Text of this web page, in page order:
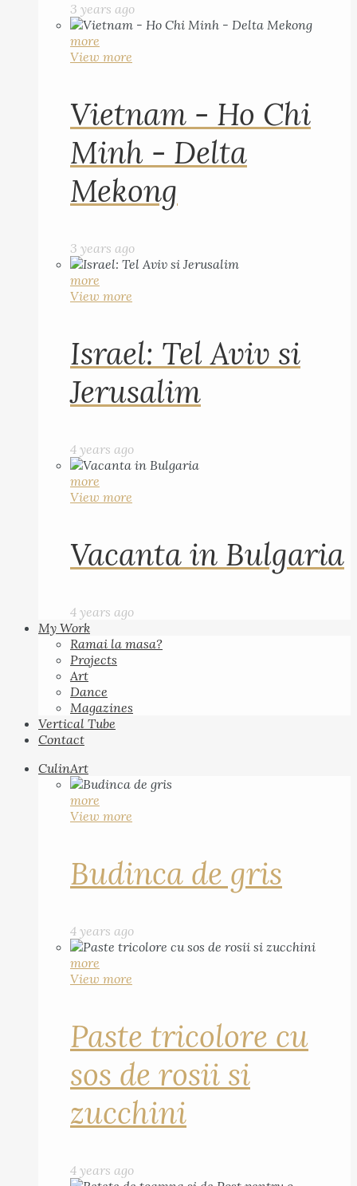
3 years ago
more
View more
Vietnam - Ho Chi
Minh - Delta
Mekong
3 years ago
more
View more
Israel: Tel Aviv si
Jerusalim
4 years ago
more
View more
Vacanta in Bulgaria
4 years ago
My Work
Ramai la masa?
Projects
Art
Dance
Magazines
Vertical Tube
Contact
CulinArt
more
View more
Budinca de gris
4 years ago
more
View more
Paste tricolore cu
sos de rosii si
zucchini
4 years ago